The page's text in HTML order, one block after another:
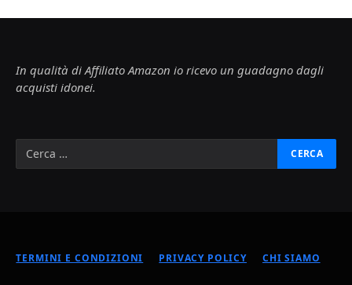
In qualità di Affiliato Amazon io ricevo un guadagno dagli
acquisti idonei.
TERMINI E CONDIZIONI PRIVACY POLICY CHI SIAMO